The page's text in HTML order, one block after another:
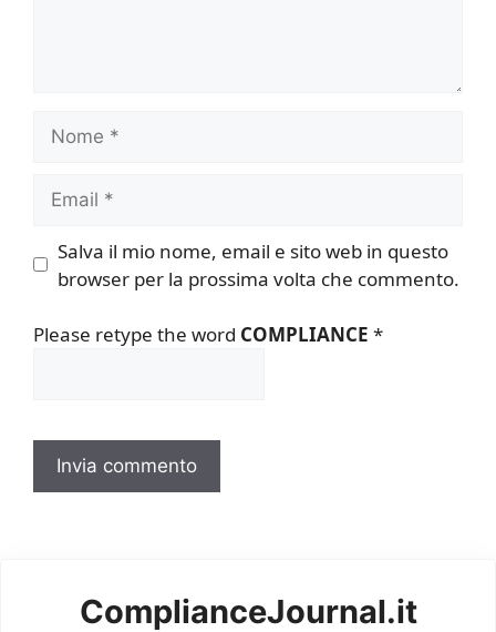
Salva il mio nome, email e sito web in questo
browser per la prossima volta che commento.
Please retype the word COMPLIANCE *
ComplianceJournal.it